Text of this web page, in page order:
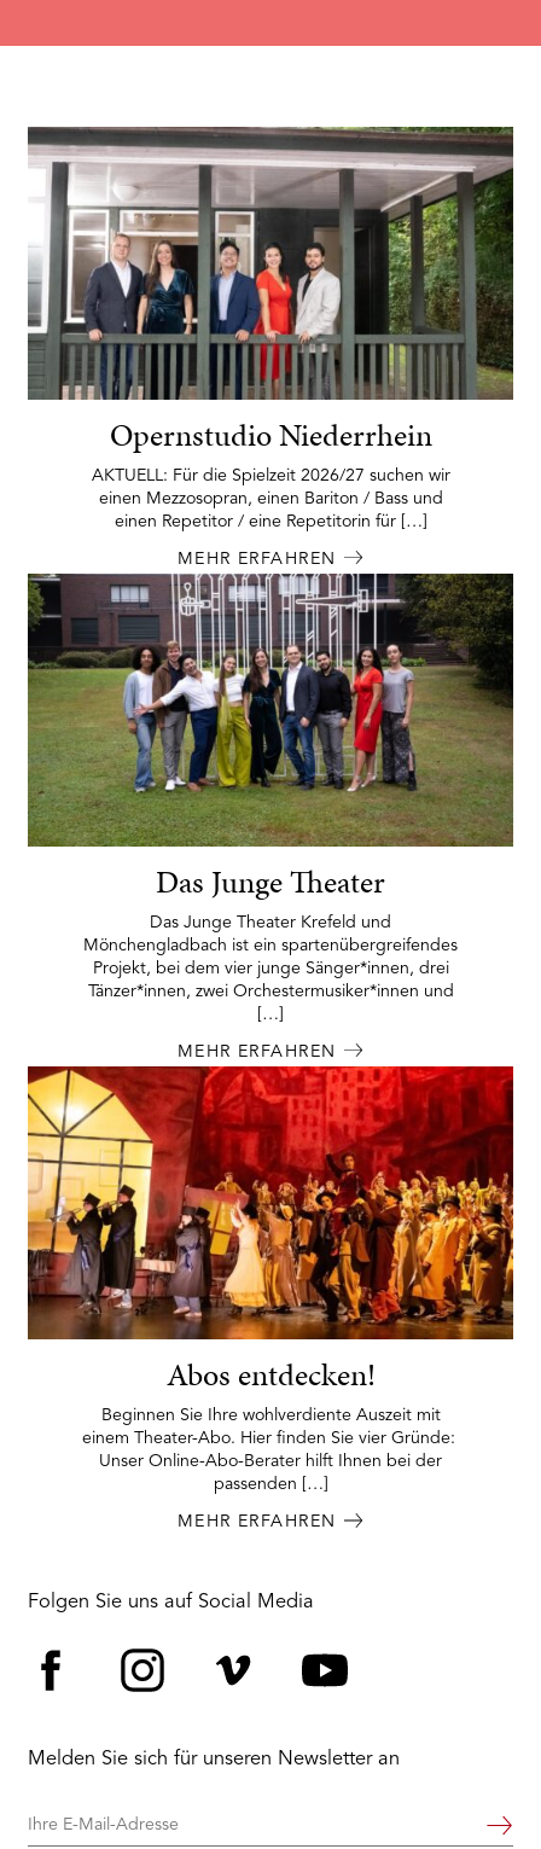
Opernstudio Niederrhein
AKTUELL: Für die Spielzeit 2026/27 suchen wir
einen Mezzosopran, einen Bariton / Bass und
einen Repetitor / eine Repetitorin für […]
MEHR ERFAHREN
Das Junge Theater
Das Junge Theater Krefeld und
Mönchengladbach ist ein spartenübergreifendes
Projekt, bei dem vier junge Sänger*innen, drei
Tänzer*innen, zwei Orchestermusiker*innen und
[…]
MEHR ERFAHREN
Abos entdecken!
Beginnen Sie Ihre wohlverdiente Auszeit mit
einem Theater-Abo. Hier finden Sie vier Gründe:
Unser Online-Abo-Berater hilft Ihnen bei der
passenden […]
MEHR ERFAHREN
Folgen Sie uns auf Social Media
Melden Sie sich für unseren Newsletter an
Ihre
Weiter